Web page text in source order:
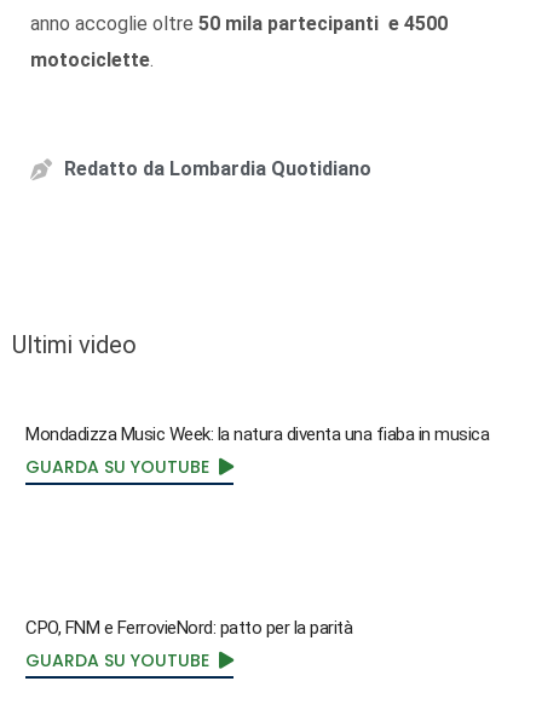
anno accoglie oltre 50 mila partecipanti e 4500
motociclette.
Redatto da Lombardia Quotidiano
Ultimi video
Mondadizza Music Week: la natura diventa una fiaba in musica
GUARDA SU YOUTUBE
CPO, FNM e FerrovieNord: patto per la parità
GUARDA SU YOUTUBE